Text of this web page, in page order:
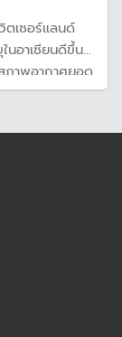
ตเซอร์แลนด์
นอาเซียนดีขึ้น
ภาพอากาศยอด
อากาศยอดแย่